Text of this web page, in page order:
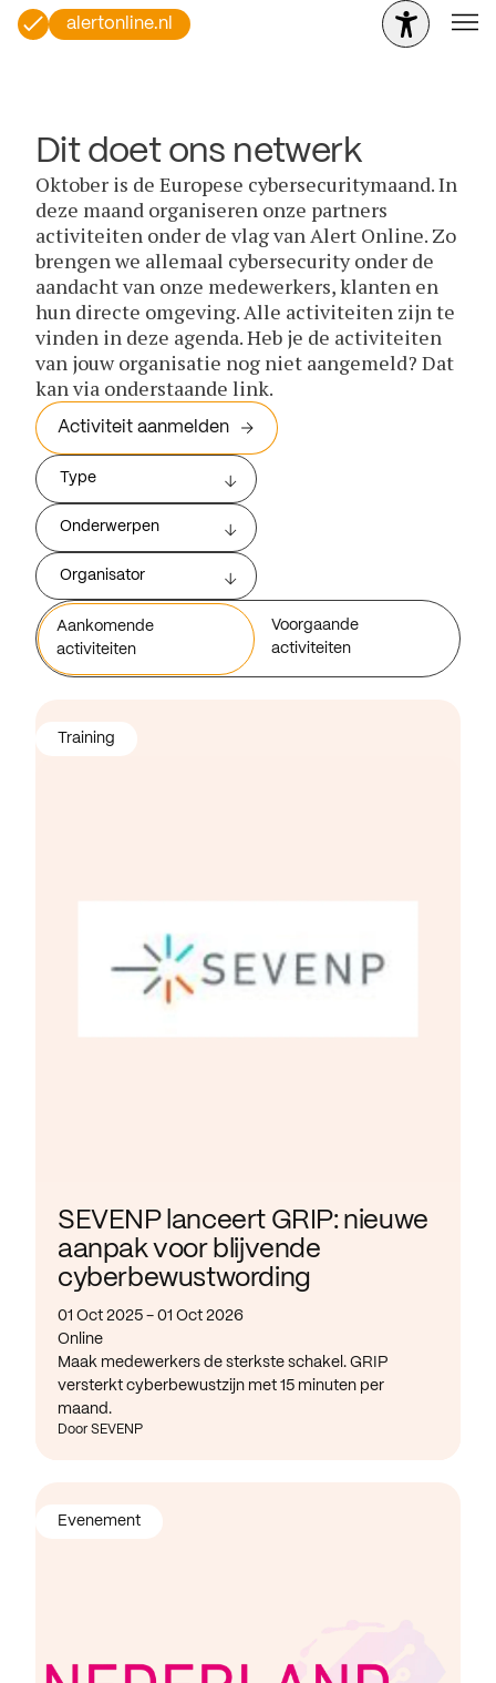
alertonline.nl
Dit doet ons netwerk
Oktober is de Europese cybersecuritymaand. In
deze maand organiseren onze partners
activiteiten onder de vlag van Alert Online. Zo
brengen we allemaal cybersecurity onder de
aandacht van onze medewerkers, klanten en
hun directe omgeving. Alle activiteiten zijn te
vinden in deze agenda. Heb je de activiteiten
van jouw organisatie nog niet aangemeld? Dat
kan via onderstaande link.
Activiteit aanmelden
Type
Onderwerpen
Organisator
Aankomende
activiteiten
Voorgaande
activiteiten
SEVENP lanceert GRIP: nieuwe
aanpak voor blijvende
cyberbewustwording
01 Oct 2025 - 01 Oct 2026
Online
Maak medewerkers de sterkste schakel. GRIP
versterkt cyberbewustzijn met 15 minuten per
maand.
Door SEVENP
Training
Evenement